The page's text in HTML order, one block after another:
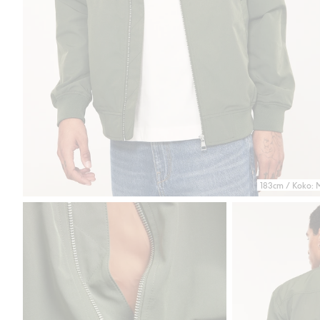
183cm / Koko: